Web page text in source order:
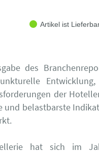
Artikel ist
des
der
und belastbarste
hat sich im